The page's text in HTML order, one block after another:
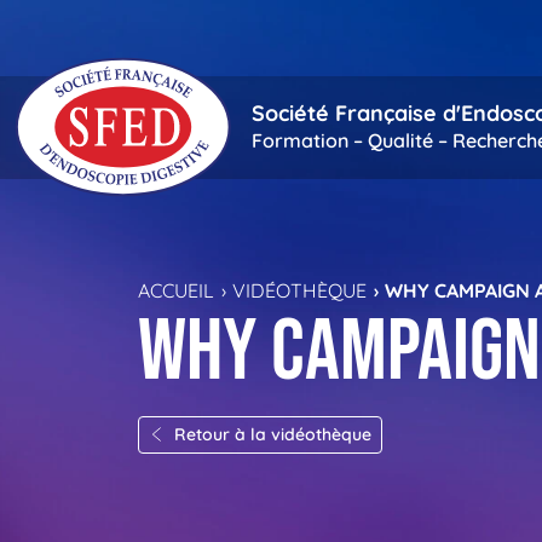
Société Française
Formation – Qualité –
ACCUEIL VIDÉOTHÈQUE WHY CAMPAIGN
Why
Retour à la vidéothèque